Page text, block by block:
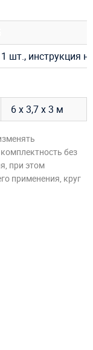
1 шт., инструкция
6 х 3,7 х 3 м
без
при этом
применения, круг